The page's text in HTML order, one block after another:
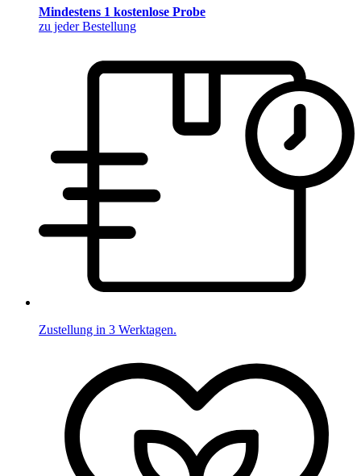
Mindestens 1 kostenlose Probe
zu jeder Bestellung
Zustellung in 3 Werktagen.